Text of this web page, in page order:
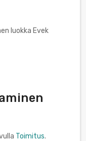
luokka Evek
Toimitus.